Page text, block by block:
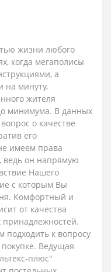
жизни любого
когда мегаполисы
а
на минуту,
жителя
минимума. В данных
о качестве
его
имеем права
ведь он напрямую
Нашего
с которым Вы
Комфортный и
от качества
принадлежностей.
подходить к вопросу
Ведущая
плюс"